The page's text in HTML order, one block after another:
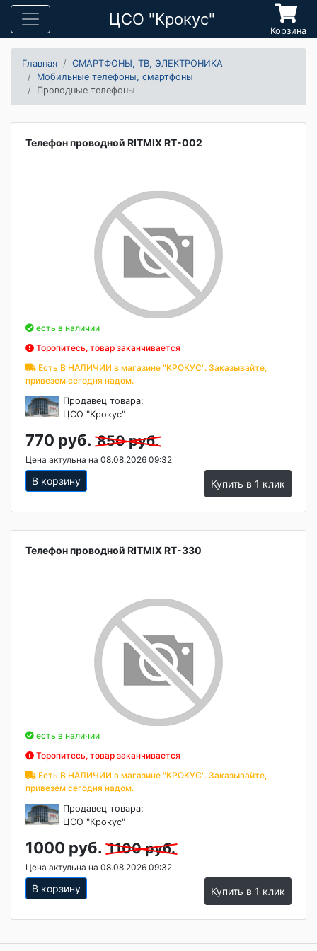
ЦСО "Крокус"
Корзина
Главная
СМАРТФОНЫ, ТВ, ЭЛЕКТРОНИКА
Мобильные телефоны, смартфоны
Проводные телефоны
Телефон проводной RITMIX RT-002
есть в наличии
Торопитесь, товар заканчивается
Есть В НАЛИЧИИ в магазине "КРОКУС". Заказывайте,
привезем сегодня надом.
Продавец товара:
ЦСО "Крокус"
770 руб. 850 руб.
Цена актульна на 08.08.2026 09:32
В корзину Купить в 1 клик
Телефон проводной RITMIX RT-330
есть в наличии
Торопитесь, товар заканчивается
Есть В НАЛИЧИИ в магазине "КРОКУС". Заказывайте,
привезем сегодня надом.
Продавец товара:
ЦСО "Крокус"
1000 руб. 1100 руб.
Цена актульна на 08.08.2026 09:32
В корзину Купить в 1 клик